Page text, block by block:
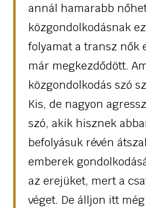
annál hamarabb
közgondolkodásnak
folyamat a transz nők
már megkezdődött.
közgondolkodás szó
Kis, de nagyon
szó, akik hisznek
befolyásuk révén
emberek
az erejüket, mert a
véget. De álljon itt